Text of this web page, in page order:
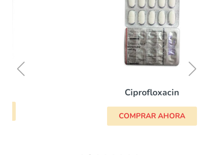
Ciprofloxacin
COMPRAR AHORA